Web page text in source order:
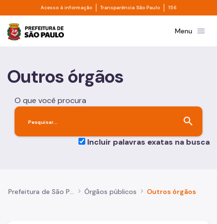
Pular para o Conteúdo principal
Acesso à informação Divisor de acesso à informação
Transparência São Paulo Divisor de
156
Prefeitura de São PauloMenu menu
Outros órgãos
O que você procura
search
Incluir palavras exatas na busca
Órgãos públicos Outros órgãos